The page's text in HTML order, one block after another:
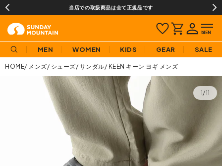
当店での取扱商品は全て正規品です
MEN WOMEN KIDS GEAR SALE
HOME メンズ シューズ サンダル KEEN キーン ヨギ メンズ
1/11